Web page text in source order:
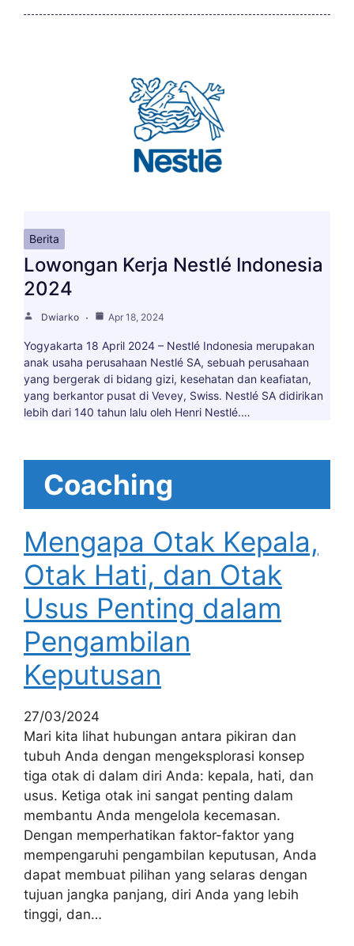
Berita
Lowongan Kerja Nestlé Indonesia
2024
Dwiarko Apr 18, 2024
Yogyakarta 18 April 2024 – Nestlé Indonesia merupakan
anak usaha perusahaan Nestlé SA, sebuah perusahaan
yang bergerak di bidang gizi, kesehatan dan keafiatan,
yang berkantor pusat di Vevey, Swiss. Nestlé SA didirikan
lebih dari 140 tahun lalu oleh Henri Nestlé.…
Coaching
Mengapa Otak Kepala,
Otak Hati, dan Otak
Usus Penting dalam
Pengambilan
Keputusan
27/03/2024
Mari kita lihat hubungan antara pikiran dan
tubuh Anda dengan mengeksplorasi konsep
tiga otak di dalam diri Anda: kepala, hati, dan
usus. Ketiga otak ini sangat penting dalam
membantu Anda mengelola kecemasan.
Dengan memperhatikan faktor-faktor yang
mempengaruhi pengambilan keputusan, Anda
dapat membuat pilihan yang selaras dengan
tujuan jangka panjang, diri Anda yang lebih
tinggi, dan…